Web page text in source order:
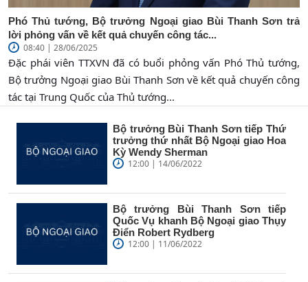
Phó Thủ tướng, Bộ trưởng Ngoại giao Bùi Thanh Sơn trả
lời phỏng vấn về kết quả chuyến công tác...
08:40 | 28/06/2025
Đặc phái viên TTXVN đã có buổi phỏng vấn Phó Thủ tướng,
Bộ trưởng Ngoại giao Bùi Thanh Sơn về kết quả chuyến công
tác tại Trung Quốc của Thủ tướng...
Bộ trưởng Bùi Thanh Sơn tiếp Thứ
trưởng thứ nhất Bộ Ngoại giao Hoa
Kỳ Wendy Sherman
12:00 | 14/06/2022
Bộ trưởng Bùi Thanh Sơn tiếp
Quốc Vụ khanh Bộ Ngoại giao Thụy
Điển Robert Rydberg
12:00 | 11/06/2022